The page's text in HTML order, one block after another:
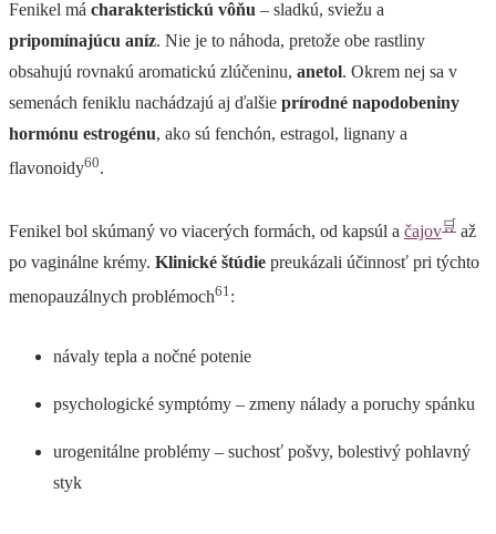
Fenikel má charakteristickú vôňu – sladkú, sviežu a
pripomínajúcu aníz. Nie je to náhoda, pretože obe rastliny
obsahujú rovnakú aromatickú zlúčeninu, anetol. Okrem nej sa v
semenách feniklu nachádzajú aj ďalšie prírodné napodobeniny
hormónu estrogénu, ako sú fenchón, estragol, lignany a
flavonoidy60.
Fenikel bol skúmaný vo viacerých formách, od kapsúl a čajov🛒 až
po vaginálne krémy. Klinické štúdie preukázali účinnosť pri týchto
menopauzálnych problémoch61:
návaly tepla a nočné potenie
psychologické symptómy – zmeny nálady a poruchy spánku
urogenitálne problémy – suchosť pošvy, bolestivý pohlavný
styk